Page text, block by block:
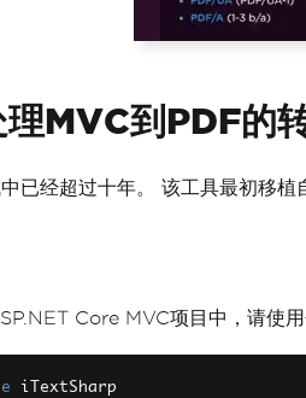
MVC到PDF的
已经超过十年。 该工具最初移
Core MVC项目中，请使
iTextSharp